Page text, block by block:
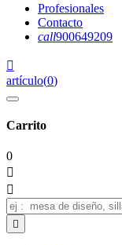
Profesionales
Contacto
call900649209

artículo(0)
Carrito
0


